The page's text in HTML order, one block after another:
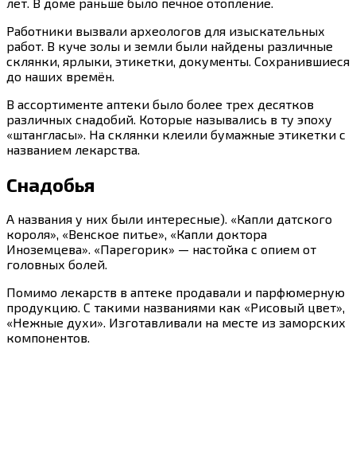
Работники вызвали археологов для изыскательных
работ. В куче золы и земли были найдены различные
склянки, ярлыки, этикетки, документы. Сохранившиеся
до наших времён.
В ассортименте аптеки было более трех десятков
различных снадобий. Которые назывались в ту эпоху
«штангласы». На склянки клеили бумажные этикетки с
названием лекарства.
Снадобья
А названия у них были интересные). «Капли датского
короля», «Венское питье», «Капли доктора
Иноземцева». «Парегорик» — настойка с опием от
головных болей.
Помимо лекарств в аптеке продавали и парфюмерную
продукцию. С такими названиями как «Рисовый цвет»,
«Нежные духи». Изготавливали на месте из заморских
компонентов.